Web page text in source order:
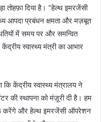
तोहफ़ा दिया है। “हेल्थ इमरजेंसी
आपदा प्रबंधन क्षमता और मज़बूत
में समय पर और समन्वित
स्वास्थ्य मंत्री का आभार
कि केंद्रीय स्वास्थ्य मंत्रालय ने
की स्थापना को मंज़ूरी दी है। हम
करेंगे और हेल्थ इमरजेंसी ऑपरेशन